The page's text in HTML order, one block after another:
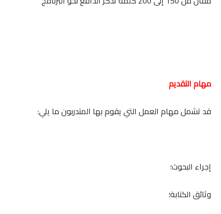
مهام التقديم
قد تشمل مهام العمل التي يقوم بها المتدربون ما يلي:
إجراء البحوث؛
وثائق الكتابة؛